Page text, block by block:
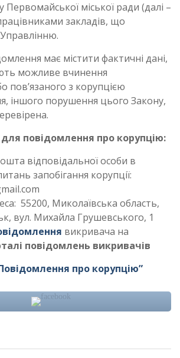
Первомайської міської ради (далі –
закладів, що
має містити фактичні дані,
можливе вчинення
пов’язаного з корупцією
іншого порушення цього Закону,
для повідомлення про корупцію:
відповідальної особи в
запобігання корупції:
55200, Миколаївська область,
вул. Михайла Грушевського, 1
викривача на
повідомлень викривачів
про корупцію”